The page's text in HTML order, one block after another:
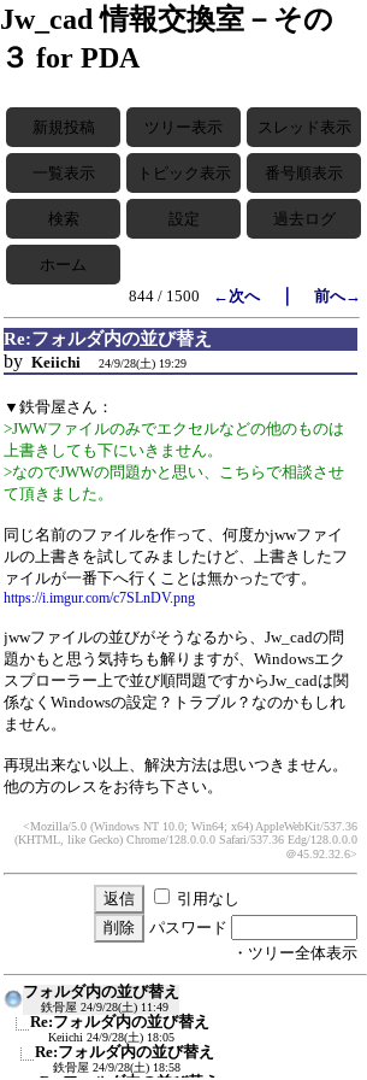
Jw_cad 情報交換室－その
３ for PDA
新規投稿 ツリー表示 スレッド表示
一覧表示 トピック表示 番号順表示
検索 設定 過去ログ
ホーム
844 / 1500
←次へ｜ 前へ→
Re:フォルダ内の並び替え
by Keiichi 24/9/28(土) 19:29
▼鉄骨屋さん：
>JWWファイルのみでエクセルなどの他のものは
上書きしても下にいきません。
>なのでJWWの問題かと思い、こちらで相談させ
て頂きました。
同じ名前のファイルを作って、何度かjwwファイ
ルの上書きを試してみましたけど、上書きしたフ
ァイルが一番下へ行くことは無かったです。
https://i.imgur.com/c7SLnDV.png
jwwファイルの並びがそうなるから、Jw_cadの問
題かもと思う気持ちも解りますが、Windowsエク
スプローラー上で並び順問題ですからJw_cadは関
係なくWindowsの設定？トラブル？なのかもしれ
ません。
再現出来ない以上、解決方法は思いつきません。
他の方のレスをお待ち下さい。
<Mozilla/5.0 (Windows NT 10.0; Win64; x64) AppleWebKit/537.36
(KHTML, like Gecko) Chrome/128.0.0.0 Safari/537.36 Edg/128.0.0.0
＠45.92.32.6>
引用なし
パスワード
・ツリー全体表示
フォルダ内の並び替え
鉄骨屋 24/9/28(土) 11:49
Re:フォルダ内の並び替え
Keiichi 24/9/28(土) 18:05
Re:フォルダ内の並び替え
鉄骨屋 24/9/28(土) 18:58